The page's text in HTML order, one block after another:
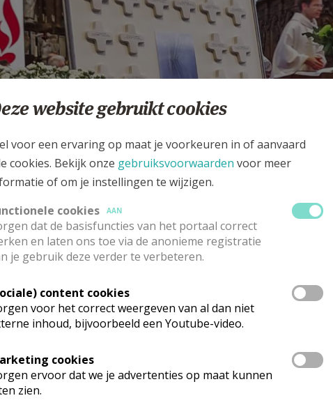
1 november kwamen een 220 mensen ter kerke om de
website gebruikt cookies
voor een ervaring op maat je voorkeuren in of aanvaard
cookies. Bekijk onze gebruiksvoorwaarden voor meer
of om je instellingen te wijzigen.
cookies
AAN
dat de basisfuncties van het portaal correct
en laten ons toe via de anonieme registratie
je gebruik deze verder te verbeteren.
content cookies
voor het correct weergeven van al dan niet
inhoud, bijvoorbeeld een Youtube-video.
cookies
ervoor dat we je advertenties op maat kunnen
zien.